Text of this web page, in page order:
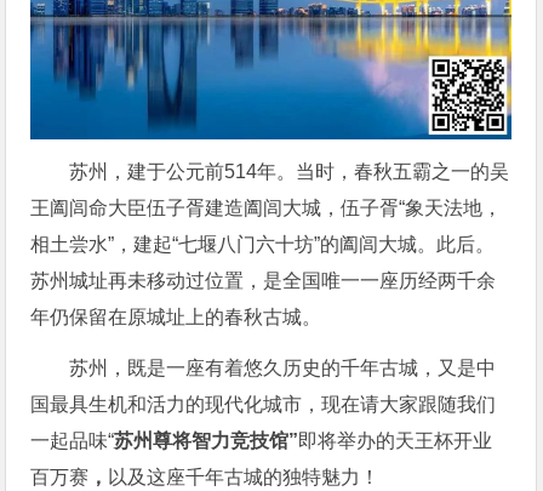
苏州，建于公元前514年。当时，春秋五霸之一的吴
王阖闾命大臣伍子胥建造阖闾大城，伍子胥“象天法地，
相土尝水”，建起“七堰八门六十坊”的阖闾大城。此后。
苏州城址再未移动过位置，是全国唯一一座历经两千余
年仍保留在原城址上的春秋古城。
苏州，既是一座有着悠久历史的千年古城，又是中
国最具生机和活力的现代化城市，现在请大家跟随我们
一起品味“苏州尊将智力竞技馆”即将举办的天王杯开业
百万赛 ， 以及这座千年古城的独特魅力！